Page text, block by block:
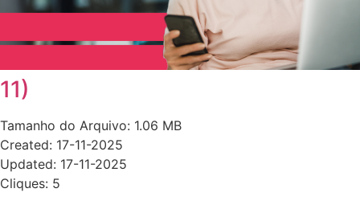
11)
Tamanho do Arquivo: 1.06 MB
Created: 17-11-2025
Updated: 17-11-2025
Cliques: 5